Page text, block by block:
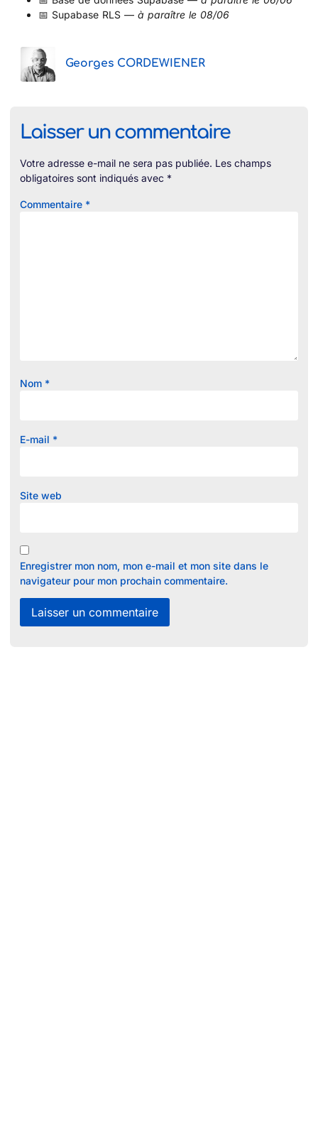
📅 Supabase RLS — à paraître le 08/06
Georges CORDEWIENER
Laisser un commentaire
Votre adresse e-mail ne sera pas publiée. Les champs
obligatoires sont indiqués avec *
Commentaire *
Nom *
E-mail *
Site web
Enregistrer mon nom, mon e-mail et mon site dans le
navigateur pour mon prochain commentaire.